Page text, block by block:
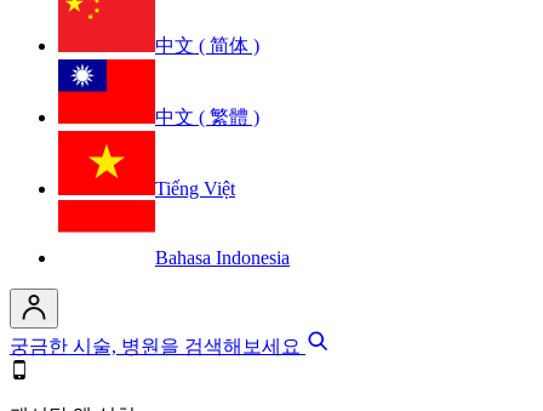
中文 ( 简体 )
中文 ( 繁體 )
Tiếng Việt
Bahasa Indonesia
궁금한 시술, 병원을 검색해보세요